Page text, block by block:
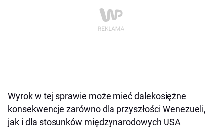
Wyrok w tej sprawie może mieć dalekosiężne
konsekwencje zarówno dla przyszłości Wenezueli,
jak i dla stosunków międzynarodowych USA